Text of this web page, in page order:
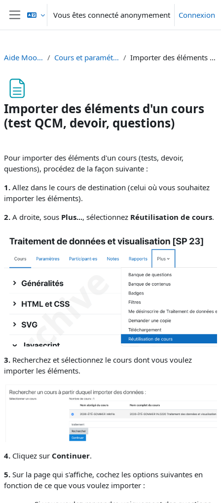
Passer au contenu principal
Panneau latéral
Vous êtes connecté anonymement Connexion
Aide Moodle - Moodle Hilfe Cours et paramétrage - Kurse und Einstellungen Importer des éléments d'un cours (test QCM, devoir, questions)
Importer des éléments d'un cours
(test QCM, devoir, questions)
Pour importer des éléments d'un cours (tests, devoir,
questions), procédez de la façon suivante :
1. Allez dans le cours de destination (celui où vous souhaitez
importer les éléments).
2. A droite, sous Plus..., sélectionnez Réutilisation de cours.
3. Recherchez et sélectionnez le cours dont vous voulez
importer les éléments.
4. Cliquez sur Continuer.
5. Sur la page qui s'affiche, cochez les options suivantes en
fonction de ce que vous voulez importer :